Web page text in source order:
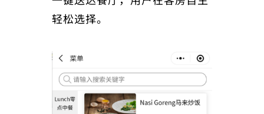
轻松选择。